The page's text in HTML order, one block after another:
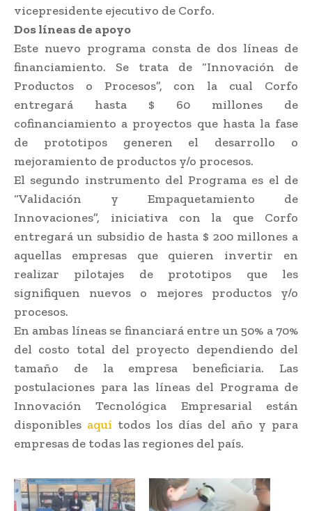
vicepresidente ejecutivo de Corfo.
Dos líneas de apoyo
Este nuevo programa consta de dos líneas de
financiamiento. Se trata de “Innovación de
Productos o Procesos”, con la cual Corfo
entregará hasta $ 60 millones de
cofinanciamiento a proyectos que hasta la fase
de prototipos generen el desarrollo o
mejoramiento de productos y/o procesos.
El segundo instrumento del Programa es el de
“Validación y Empaquetamiento de
Innovaciones”, iniciativa con la que Corfo
entregará un subsidio de hasta $ 200 millones a
aquellas empresas que quieren invertir en
realizar pilotajes de prototipos que les
signifiquen nuevos o mejores productos y/o
procesos.
En ambas líneas se financiará entre un 50% a 70%
del costo total del proyecto dependiendo del
tamaño de la empresa beneficiaria. Las
postulaciones para las líneas del Programa de
Innovación Tecnológica Empresarial están
disponibles aquí todos los días del año y para
empresas de todas las regiones del país.